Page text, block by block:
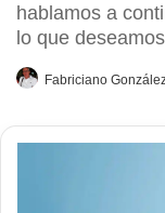
hablamos a
lo que
Fabriciano